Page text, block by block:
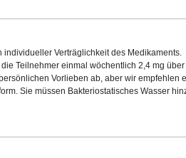
Verträglichkeit des Medikaments.
Teilnehmer einmal wöchentlich 2,4 mg
Vorlieben ab, aber wir empfehlen
Sie müssen Bakteriostatisches Wasser